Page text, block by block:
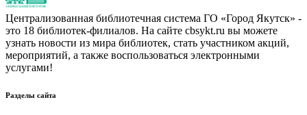
Централизованная библиотечная система ГО «Город Якутск» -
это 18 библиотек-филиалов. На сайте cbsykt.ru вы можете
узнать новости из мира библиотек, стать участником акций,
мероприятий, а также воспользоваться электронными
услугами!
Разделы сайта